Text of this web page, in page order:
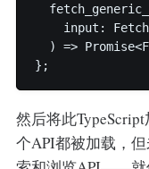
input:
) =>
然后将此
个API都被加载，